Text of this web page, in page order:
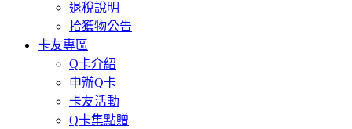
退稅說明
拾獲物公告
卡友專區
Q卡介紹
申辦Q卡
卡友活動
Q卡集點贈